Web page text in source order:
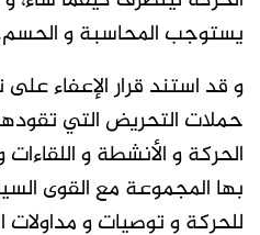
يستوجب المحاسبة و
و قد استند قرار الإعفاء على
حملات التحريض التي
الحركة و الأنشطة و
بها المجموعة مع القوى
للحركة و توصيات و مداولات